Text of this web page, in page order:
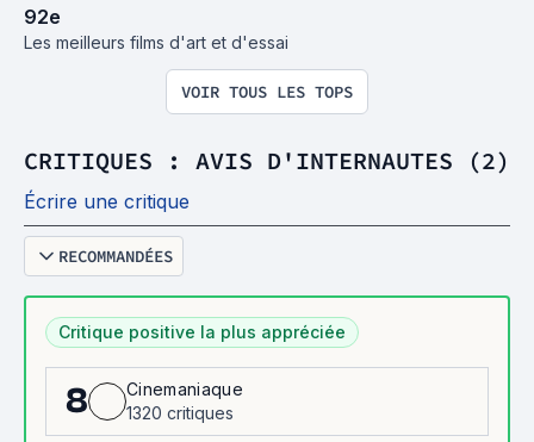
92e
Les meilleurs films d'art et d'essai
VOIR TOUS LES TOPS
CRITIQUES : AVIS D'INTERNAUTES (2)
Écrire une critique
RECOMMANDÉES
Critique positive la plus appréciée
8
Cinemaniaque
1320 critiques